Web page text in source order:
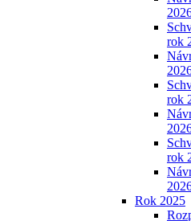
rok
rok
rok
Rok 2025